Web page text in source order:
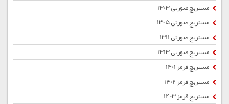
مستربچ صورتی 1303
مستربچ صورتی 1305
مستربچ صورتی 1311
مستربچ صورتی 1313
مستربچ قرمز 1401
مستربچ قرمز 1402
مستربچ قرمز 1403